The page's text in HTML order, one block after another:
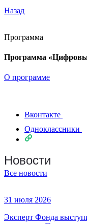
Назад
Программа
Программа
О программе
Вконтакте
Одноклассники
Новости
Все новости
31 июля 2026
Эксперт Фонда